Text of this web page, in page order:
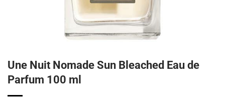
Une Nuit Nomade Sun Bleached Eau de
Parfum 100 ml